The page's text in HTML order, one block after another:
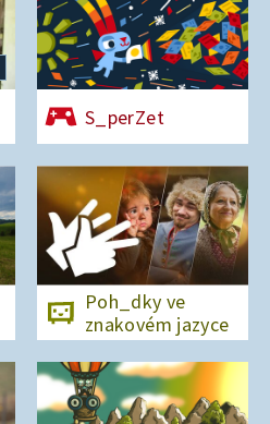
S_perZet
Poh_dky ve
znakovém jazyce